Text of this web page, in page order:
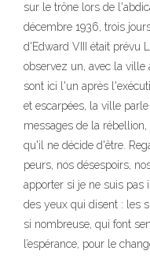
sur le trône lors de
décembre 1936, trois
d'Edward VIII était prévu
observez un, avec la ville
sont ici l'un après
et escarpées, la ville
messages de la
qu'il ne décide d'être.
peurs, nos désespoirs,
apporter si je ne suis pas
des yeux qui disent : les
si nombreuse, qui font
l’espérance, pour le